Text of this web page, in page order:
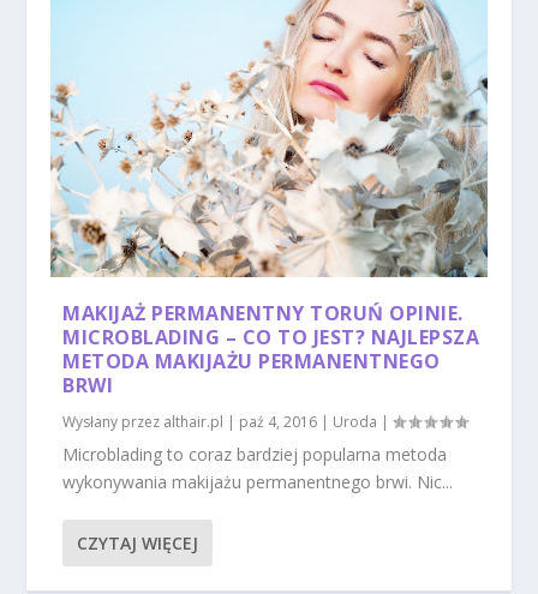
MAKIJAŻ PERMANENTNY TORUŃ OPINIE.
MICROBLADING – CO TO JEST? NAJLEPSZA
METODA MAKIJAŻU PERMANENTNEGO
BRWI
Wysłany przez althair.pl | paź 4, 2016 | Uroda |
Microblading to coraz bardziej popularna metoda
wykonywania makijażu permanentnego brwi. Nic...
CZYTAJ WIĘCEJ